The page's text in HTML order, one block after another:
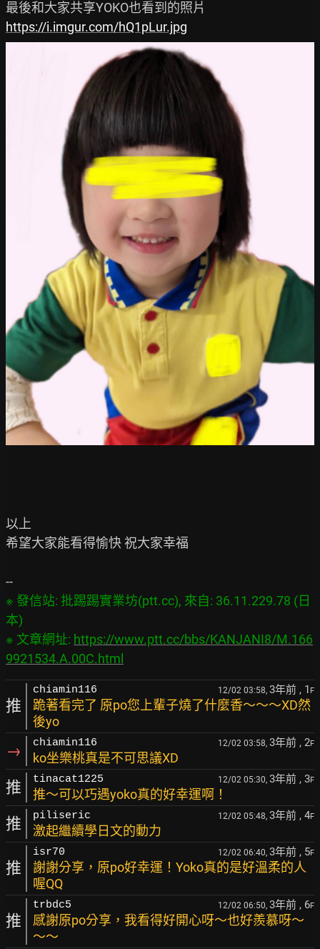
https://i.imgur.com/hQ1pLur.jpg
以上
希望大家能看得愉快 祝大家幸福
※ 發信站: 批踢踢實業坊(ptt.cc), 來自: 36.11.229.78 (日
本)
※ 文章網址: https://www.ptt.cc/bbs/KANJANI8/M.166
9921534.A.00C.html
推
chiamin116 12/02 03:58, 3年前 , 1 F
跪著看完了 原po您上輩子燒了什麼香～～～XD然
後yo
→ chiamin116 12/02 03:58, 3年前 , 2F
ko坐樂桃真是不可思議XD
推 tinacat1225 12/02 05:30, 3年前 , 3F
推～可以巧遇yoko真的好幸運啊！
推 piliseric 12/02 05:48, 3年前 , 4F
激起繼續學日文的動力
推
isr70 12/02 06:40, 3年前 , 5F
謝謝分享，原po好幸運！Yoko真的是好溫柔的人
喔QQ
推
trbdc5 12/02 06:50, 3年前 , 6F
感謝原po分享，我看得好開心呀～也好羨慕呀～
～～